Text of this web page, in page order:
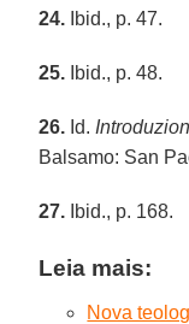
24. Ibid., p. 47.
25. Ibid., p. 48.
26. Id.
Balsamo: San
27. Ibid., p. 168.
Leia mais:
Nova